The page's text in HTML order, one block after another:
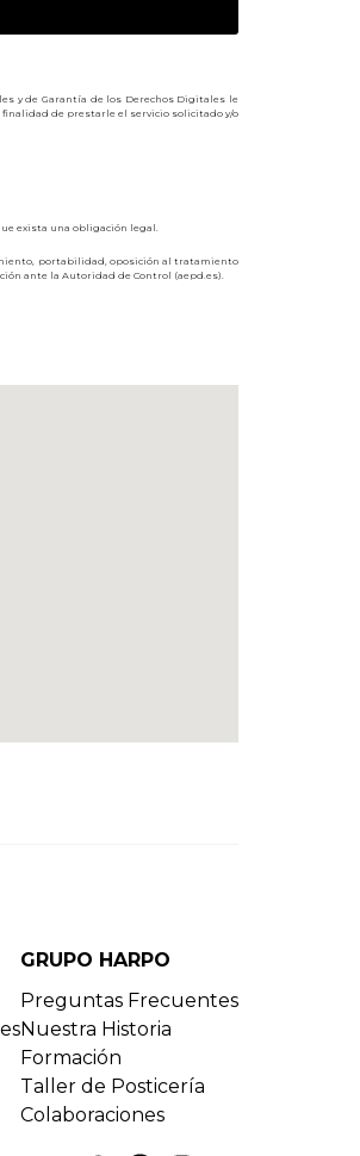
y de Garantía de los Derechos Digitales le
finalidad de prestarle el servicio solicitado y/o
exista una obligación legal.
portabilidad, oposición al tratamiento
ante la Autoridad de Control (aepd.es).
GRUPO HARPO
Preguntas Frecuentes
Nuestra Historia
Formación
Taller de Posticería
Colaboraciones